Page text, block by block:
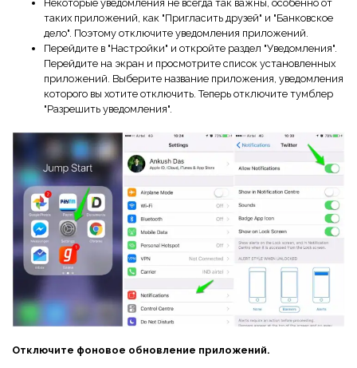
Некоторые уведомления не всегда так важны, особенно от
таких приложений, как "Пригласить друзей" и "Банковское
дело". Поэтому отключите уведомления приложений.
Перейдите в "Настройки" и откройте раздел "Уведомления".
Перейдите на экран и просмотрите список установленных
приложений. Выберите название приложения, уведомления
которого вы хотите отключить. Теперь отключите тумблер
"Разрешить уведомления".
Отключите фоновое обновление приложений.